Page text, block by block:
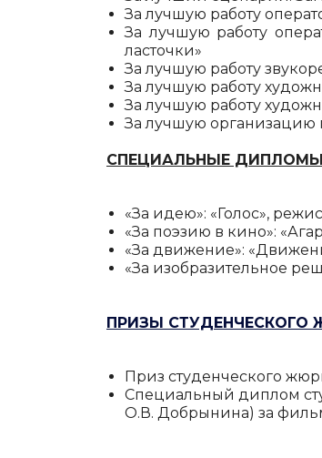
За лучшую работу
За лучшую работу
ласточки»
За лучшую работу
За лучшую работу
За лучшую работу
За лучшую организацию
СПЕЦИАЛЬНЫЕ ДИПЛОМЫ
«За идею»: «Голос»,
«За поэзию в кино»:
«За движение»:
«За изобразительное
ПРИЗЫ СТУДЕНЧЕСКОГО
Приз студенческого
Специальный диплом
О.В. Добрынина) за